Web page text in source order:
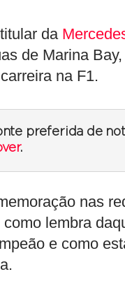
da
de Marina
na F1.
preferida de
.
nas
lembra
e como